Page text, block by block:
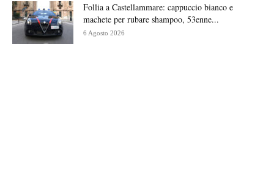
Follia a Castellammare: cappuccio bianco e
machete per rubare shampoo, 53enne...
6 Agosto 2026